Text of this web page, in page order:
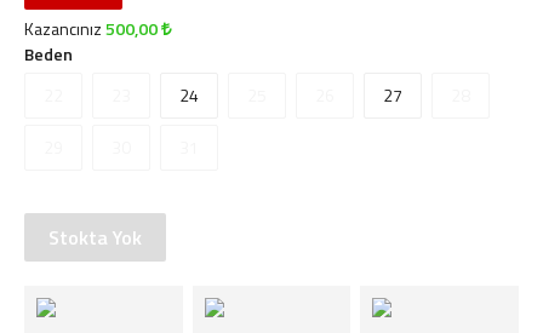
Kazancınız500,00
Beden
24 27
Stokta Yok